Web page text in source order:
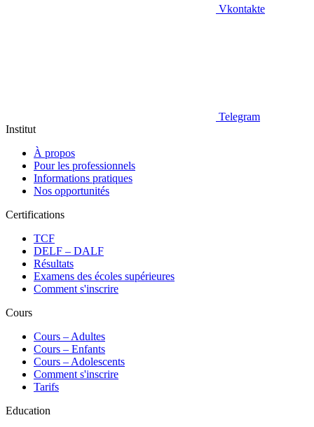
Vkontakte
Telegram
Institut
À propos
Pour les professionnels
Informations pratiques
Nos opportunités
Certifications
TCF
DELF – DALF
Résultats
Examens des écoles supérieures
Comment s'inscrire
Cours
Сours – Adultes
Cours – Enfants
Cours – Adolescents
Comment s'inscrire
Tarifs
Education